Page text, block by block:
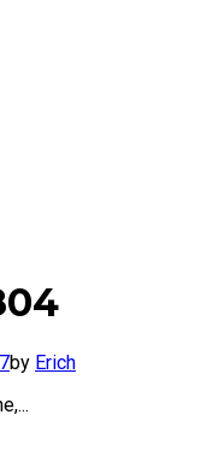
by Erich